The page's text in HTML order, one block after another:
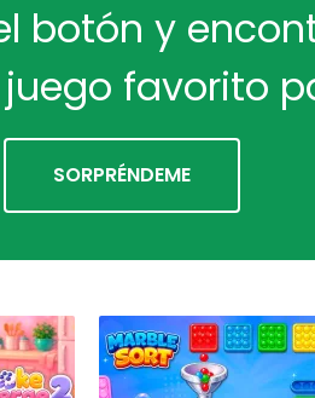
botón y
favorito
SORPRÉNDEME